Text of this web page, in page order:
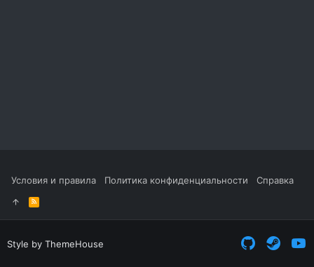
Условия и правила Политика конфиденциальности Справка
R
S
S
Style by ThemeHouse